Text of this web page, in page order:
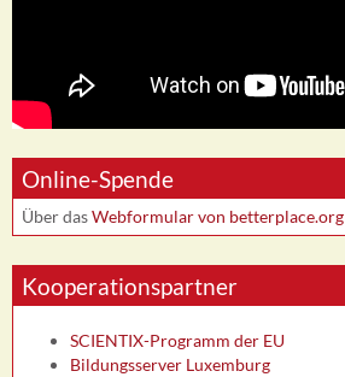
Online-Spende
Über dasWebformular von betterplace.org
Kooperationspartner
SCIENTIX-Programm der EU
Bildungsserver Luxemburg